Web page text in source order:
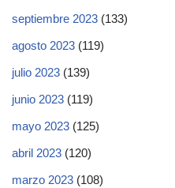
septiembre 2023 (133)
agosto 2023 (119)
julio 2023 (139)
junio 2023 (119)
mayo 2023 (125)
abril 2023 (120)
marzo 2023 (108)